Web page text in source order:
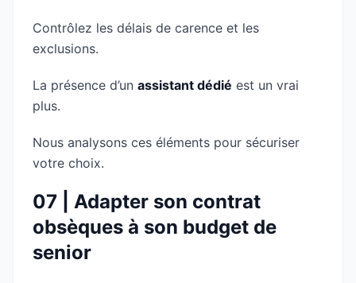
Contrôlez les délais de carence et les
exclusions.
La présence d’un assistant dédié est un vrai
plus.
Nous analysons ces éléments pour sécuriser
votre choix.
07 | Adapter son contrat
obsèques à son budget de
senior